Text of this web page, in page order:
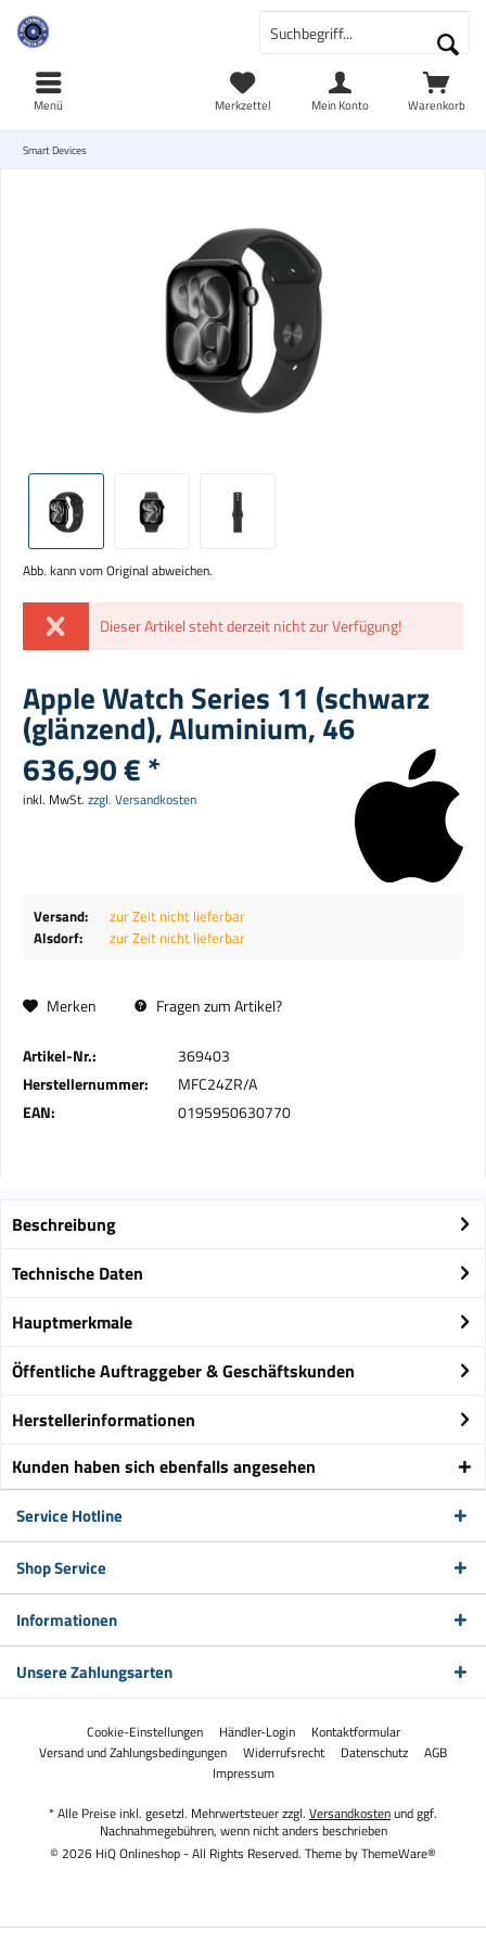
Warenkorb
Merkzettel Mein Konto
Menü
Smart Devices
Abb. kann vom Original abweichen.
Dieser Artikel steht derzeit nicht zur Verfügung!
Apple Watch Series 11 (schwarz
(glänzend), Aluminium, 46
636,90 € *
inkl. MwSt. zzgl. Versandkosten
Versand:
zur Zeit nicht lieferbar
Alsdorf:
zur Zeit nicht lieferbar
Merken Fragen zum Artikel?
Artikel-Nr.:
369403
Herstellernummer:
MFC24ZR/A
EAN:
0195950630770
Beschreibung
Technische Daten
Hauptmerkmale
Öffentliche Auftraggeber & Geschäftskunden
Herstellerinformationen
Kunden haben sich ebenfalls angesehen
Service Hotline
Shop Service
Informationen
Unsere Zahlungsarten
Cookie-Einstellungen Händler-Login
Kontaktformular
Versand und Zahlungsbedingungen
Widerrufsrecht Datenschutz
AGB
Impressum
* Alle Preise inkl. gesetzl. Mehrwertsteuer zzgl. Versandkostenund ggf.
Nachnahmegebühren, wenn nicht anders beschrieben
© 2026 HiQ Onlineshop - All Rights Reserved. Theme byThemeWare®